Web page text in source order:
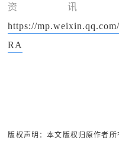
资讯
https://
RA
版权声明：本文版权归原作者